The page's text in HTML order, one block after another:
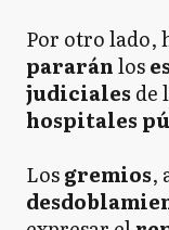
Por otro lado,
pararánlos
judiciales de
hospitales
Losgremios,